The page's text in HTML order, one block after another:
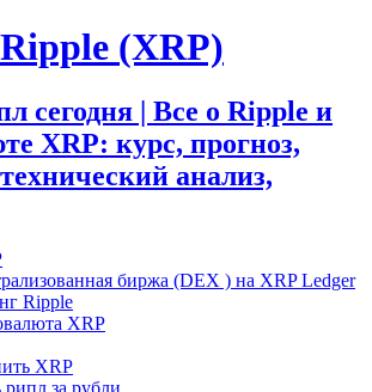
(XRP)
сегодня | Все о Ripple и
XRP: курс, прогноз,
анализ,
биржа (DEX ) на XRP Ledger
Ripple
XRP
XRP
за рубли